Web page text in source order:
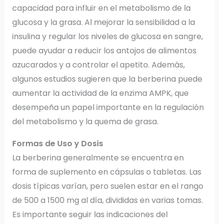
capacidad para influir en el metabolismo de la
glucosa y la grasa. Al mejorar la sensibilidad a la
insulina y regular los niveles de glucosa en sangre,
puede ayudar a reducir los antojos de alimentos
azucarados y a controlar el apetito. Además,
algunos estudios sugieren que la berberina puede
aumentar la actividad de la enzima AMPK, que
desempeña un papel importante en la regulación
del metabolismo y la quema de grasa.
Formas de Uso y Dosis
La berberina generalmente se encuentra en
forma de suplemento en cápsulas o tabletas. Las
dosis típicas varían, pero suelen estar en el rango
de 500 a 1500 mg al día, divididas en varias tomas.
Es importante seguir las indicaciones del